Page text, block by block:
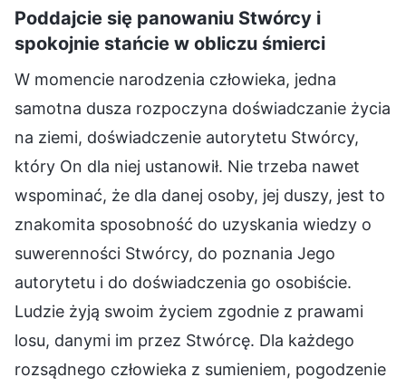
Poddajcie się panowaniu Stwórcy i
spokojnie stańcie w obliczu śmierci
W momencie narodzenia człowieka, jedna
samotna dusza rozpoczyna doświadczanie życia
na ziemi, doświadczenie autorytetu Stwórcy,
który On dla niej ustanowił. Nie trzeba nawet
wspominać, że dla danej osoby, jej duszy, jest to
znakomita sposobność do uzyskania wiedzy o
suwerenności Stwórcy, do poznania Jego
autorytetu i do doświadczenia go osobiście.
Ludzie żyją swoim życiem zgodnie z prawami
losu, danymi im przez Stwórcę. Dla każdego
rozsądnego człowieka z sumieniem, pogodzenie